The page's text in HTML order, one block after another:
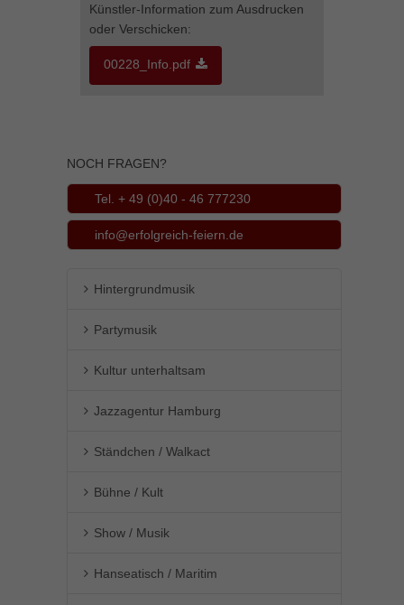
Künstler-Information zum Ausdrucken
oder Verschicken:
00228_Info.pdf
NOCH FRAGEN?
Tel. + 49 (0)40 - 46 777230
info@erfolgreich-feiern.de
Hintergrundmusik
Partymusik
Kultur unterhaltsam
Jazzagentur Hamburg
Ständchen / Walkact
Bühne / Kult
Show / Musik
Hanseatisch / Maritim